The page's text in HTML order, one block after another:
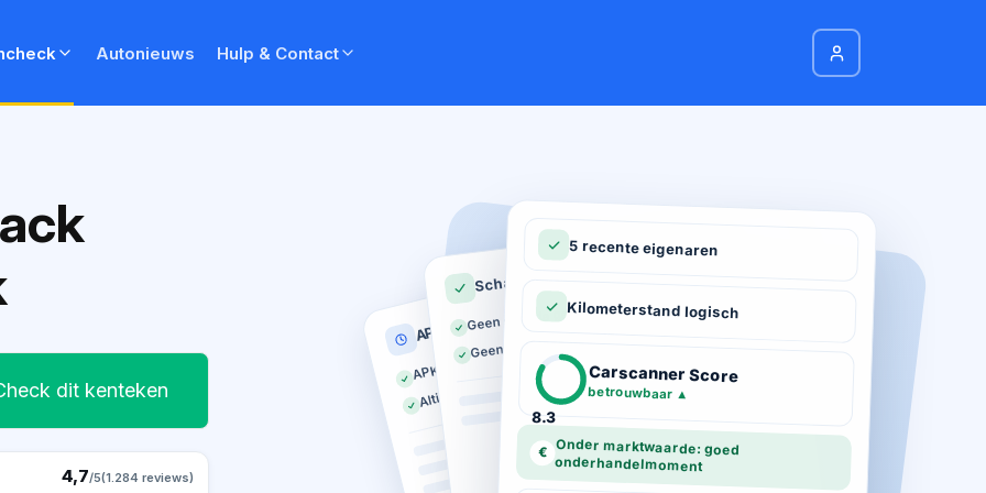
Autonieuws Hulp & Contact
dit kenteken
4,7/5(1.284 reviews)
APK historie
APK geldig tot 03-2026
Altijd op tijd gekeurd
Schadeverleden
Geen schade geregistreerd
Geen total loss gemeld
5 recente eigenaren
Kilometerstand logisch
8.3
Carscanner Score
betrouwbaar ▲
€ Onder marktwaarde: goed
onderhandelmoment